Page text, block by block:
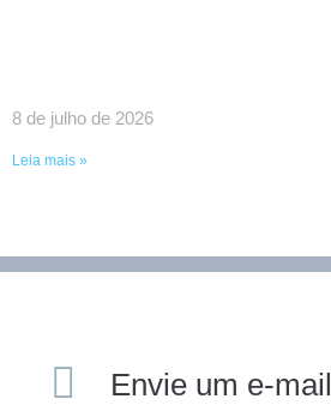
8 de julho de 2026
Leia mais »
Envie um e-mail